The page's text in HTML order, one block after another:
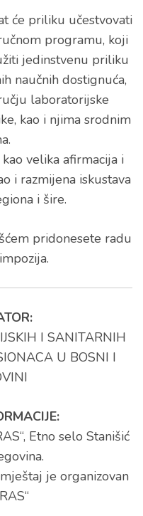
će priliku učestvovati
programu, koji
jedinstvenu priliku
naučnih dostignuća,
laboratorijske
kao i njima srodnim
velika afirmacija i
i razmijena iskustava
i šire.
pridonesete radu
I SANITARNIH
U BOSNI I
Etno selo Stanišić
je organizovan